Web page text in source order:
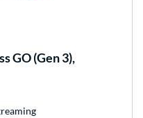
GO (Gen 3),